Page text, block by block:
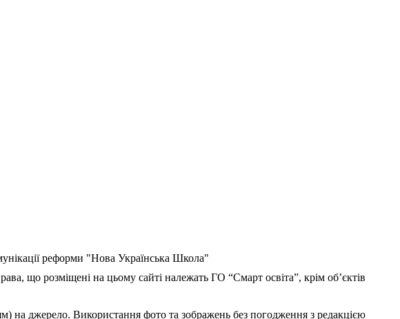
реформи "Нова Українська Школа"
що розміщені на цьому сайті належать ГО “Смарт освіта”, крім об’єктів
на джерело. Використання фото та зображень без погодження з редакцією